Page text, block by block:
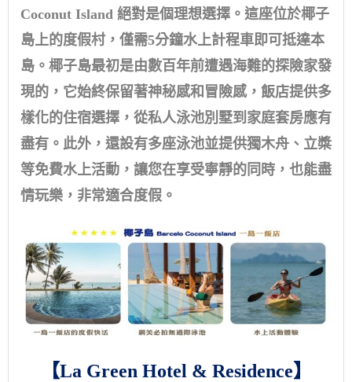
Coconut Island 絕對是個理想選擇。這座位於椰子
島上的度假村，僅需5分鐘水上計程車即可抵達本
島。椰子島最初是由數百年前遭遇海難的探險家發
現的，它始終保留著神秘感和冒​​險感，飯店提供多
樣化的住宿選擇，從私人泳池別墅到家庭套房應有
盡有。此外，還設有多座泳池並提供獨木舟、立槳
等免費水上活動，讓您在享受寧靜的同時，也能盡
情玩樂，非常適合度假。
【La Green Hotel & Residence】